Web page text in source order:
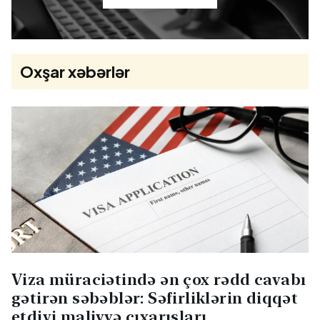
Oxşar xəbərlər
Viza müraciətində ən çox rədd cavabı
gətirən səbəblər: Səfirliklərin diqqət